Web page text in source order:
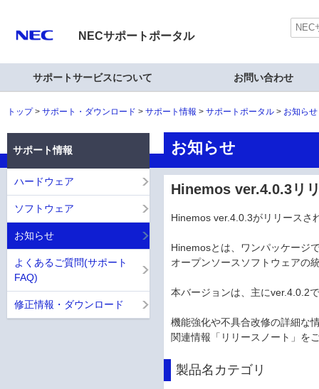
NECサポートポータル
サポートサービスについて お問い合わせ
トップ サポート・ダウンロード サポート情報 サポートポータル お知ら
お知らせ
Hinemos ver.4.0.3リ
Hinemos ver.4.0.3がリリースさ
Hinemosとは、ワンパッケージ
オープンソースソフトウェアの
本バージョンは、主にver.4.0.2
機能強化や不具合改修の詳細な
関連情報「リリースノート」を
製品名カテゴリ
サポート情報
ハードウェア
ソフトウェア
お知らせ
よくあるご質問(サポート
FAQ)
修正情報・ダウンロード